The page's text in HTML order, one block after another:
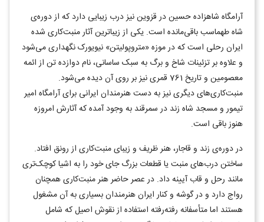
آرامگاه شاهزاده حسین در قزوین نیز درب زیبایی دارد که از دوره‌ی
شاه طهماسب باقی‌مانده است. یکی از زیباترین آثار منبت‌کاری شده
ایران رحلی است که در موزه «متروپولیتن» نیویورک نگهداری می‌شود
و علاوه بر تزئینات شاخ و برگ به سبک ساسانی، نام دوازده تن از ائمه
معصومین و تاریخ 761 قمری نیز بر روی آن دیده می‌شود.
منبت‌کاری‌های دیگری نیز به دست هنرمندان ایرانی برای آرامگاه امیر
تیمور و مسجد شاه زند در سمرقند به وجود آمده که آثارش امروزه
هنوز باقی است.
در دوره‌ی زند و قاجار، هنر ظریف و زیبای منبت‌کاری از رونق افتاد.
ساختن درب‌های منبت یا قطعات بزرگ جای خود را به اشیا کوچک‌تری
مانند رحل و قاب آیینه داد. در عصر حاضر هنر منبت‌کاری همچنان
رواج دارد و در گوشه و کنار ایران هنرمندان بسیاری به آن مشغول
هستند اما متأسفانه رفته‌رفته استفاده از نقوش اصیل که شامل